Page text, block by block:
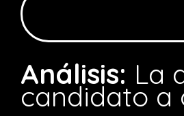
Análisis: La
candidato a